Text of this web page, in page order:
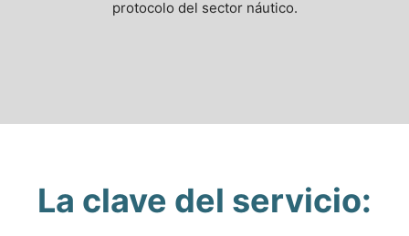
protocolo del sector náutico.
La clave del servicio: